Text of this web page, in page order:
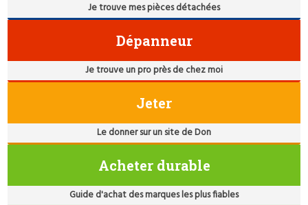
Je trouve mes pièces détachées
Dépanneur
Je trouve un pro près de chez moi
Jeter
Le donner sur un site de Don
Acheter durable
Guide d'achat des marques les plus fiables